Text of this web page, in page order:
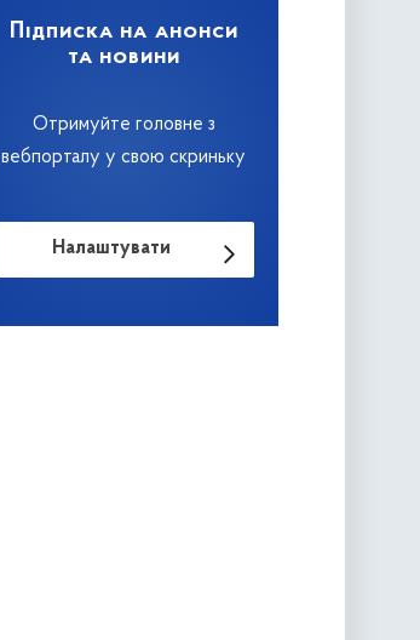
Підписка на анонси
та новини
Отримуйте головне з
вебпорталу у свою скриньку
Налаштувати